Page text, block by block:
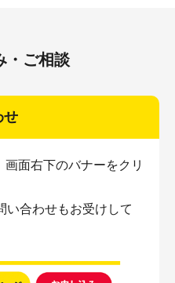
・ご相談
せ
面右下のバナーをクリ
い合わせもお受けして